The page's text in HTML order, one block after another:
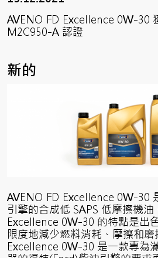
AVENO FD Excellence 0W-30
M2C950-A 認證
新的
AVENO FD Excellence 0W-30
引擎的合成低 SAPS 低摩擦機油
Excellence 0W-30 的特點是出
限度地減少燃料消耗、摩擦和磨
Excellence 0W-30 是一款專為